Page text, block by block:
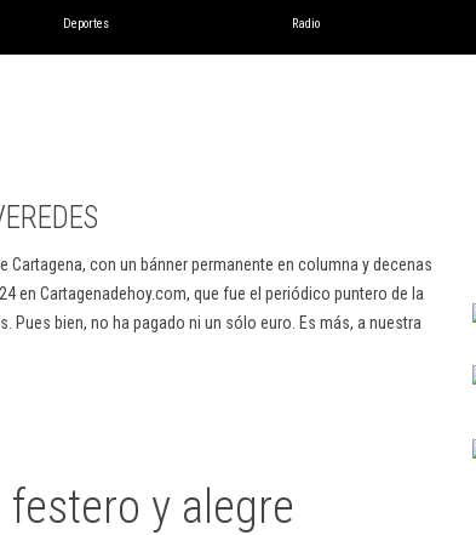
Deportes Radio
Cartagena, con un bánner permanente en columna y decenas
en Cartagenadehoy.com, que fue el periódico puntero de la
bien, no ha pagado ni un sólo euro. Es más, a nuestra
y alegre